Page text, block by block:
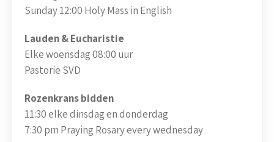
Sunday 12:00 Holy Mass in English
Lauden & Eucharistie
Elke woensdag 08:00 uur
Pastorie SVD
Rozenkrans bidden
11:30 elke dinsdag en donderdag
7:30 pm Praying Rosary every wednesday